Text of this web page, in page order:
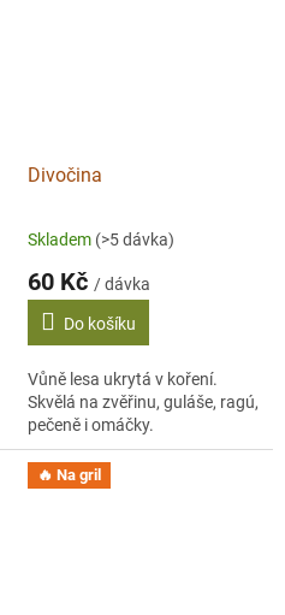
Divočina
Skladem (>5 dávka)
60 Kč / dávka
Do košíku
Vůně lesa ukrytá v koření.
Skvělá na zvěřinu, guláše, ragú,
pečeně i omáčky.
🔥 Na gril